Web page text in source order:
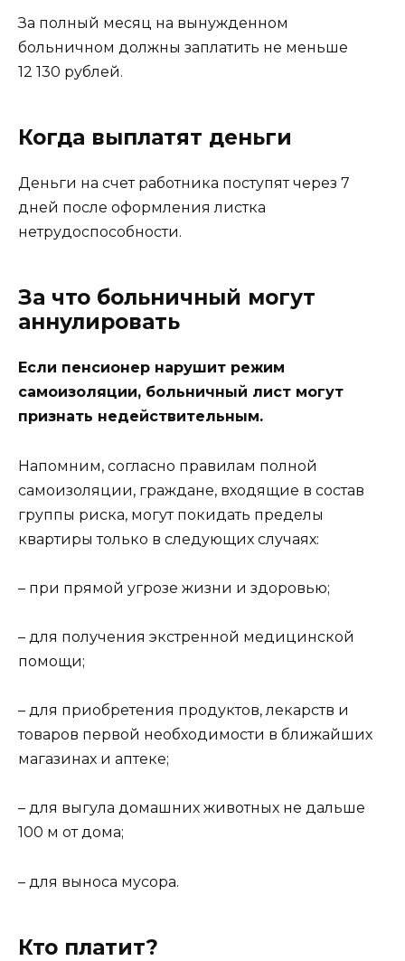
За полный месяц на вынужденном
больничном должны заплатить не меньше
12 130 рублей.
Когда выплатят деньги
Деньги на счет работника поступят через 7
дней после оформления листка
нетрудоспособности.
За что больничный могут
аннулировать
Если пенсионер нарушит режим
самоизоляции, больничный лист могут
признать недействительным.
Напомним, согласно правилам полной
самоизоляции, граждане, входящие в состав
группы риска, могут покидать пределы
квартиры только в следующих случаях:
– при прямой угрозе жизни и здоровью;
– для получения экстренной медицинской
помощи;
– для приобретения продуктов, лекарств и
товаров первой необходимости в ближайших
магазинах и аптеке;
– для выгула домашних животных не дальше
100 м от дома;
– для выноса мусора.
Кто платит?